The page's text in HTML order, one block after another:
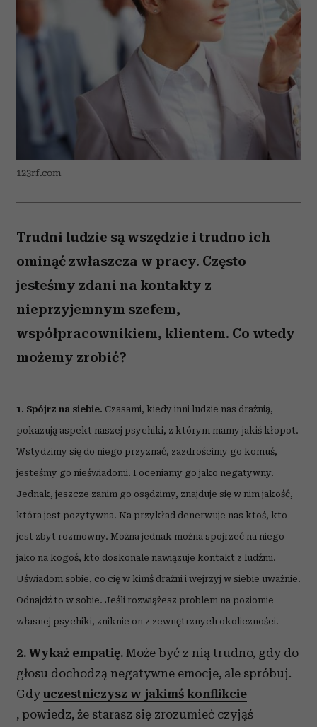
123rf.com
Trudni ludzie są wszędzie i trudno ich
ominąć zwłaszcza w pracy. Często
jesteśmy zdani na kontakty z
nieprzyjemnym szefem,
współpracownikiem, klientem. Co wtedy
możemy zrobić?
1. Spójrz na siebie. Czasami, kiedy inni ludzie nas drażnią,
pokazują aspekt naszej psychiki, z którym mamy jakiś kłopot.
Wstydzimy się do niego przyznać, zazdrościmy go komuś,
jesteśmy go nieświadomi. I oceniamy go jako negatywny.
Jednak, jeszcze zanim go osądzimy, znajduje się w nim jakość,
która jest pozytywna. Na przykład denerwuje nas ktoś, kto
jest zbyt rozmowny. Można jednak można spojrzeć na niego
jako na kogoś, kto doskonale nawiązuje kontakt z ludźmi.
Uświadom sobie, co cię w kimś drażni i wejrzyj w siebie uważnie.
Odnajdź to w sobie. Jeśli rozwiążesz problem na poziomie
własnej psychiki, zniknie on z zewnętrznych okoliczności.
2. Wykaż empatię. Może być z nią trudno, gdy do
głosu dochodzą negatywne emocje, ale spróbuj.
Gdy uczestniczysz w jakimś konflikcie
, powiedz, że starasz się zrozumieć czyjąś